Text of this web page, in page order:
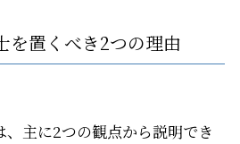
を置くべき2つの理由
主に2つの観点から説明でき